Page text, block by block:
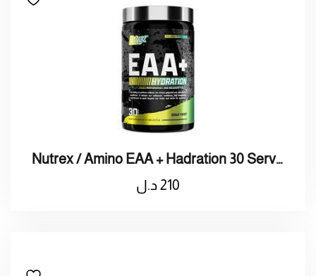
Nutrex / Amino EAA + Hadration 30 Serving / نيوتريكس / أمينو + هادريشن 30 حصة
210د.ل